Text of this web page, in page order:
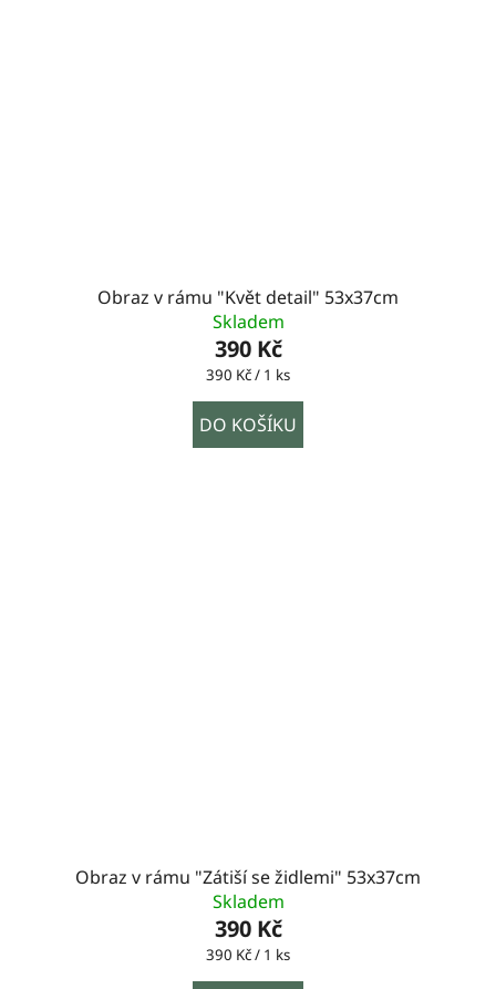
Obraz v rámu "Květ detail" 53x37cm
Skladem
390 Kč
Měrná
390 Kč / 1 ks
DO KOŠÍKU
Obraz v rámu "Zátiší se židlemi" 53x37cm
Skladem
390 Kč
Měrná
390 Kč / 1 ks